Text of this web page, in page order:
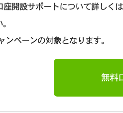
座開設サポートについて詳しく
ンペーンの対象となります。
無料